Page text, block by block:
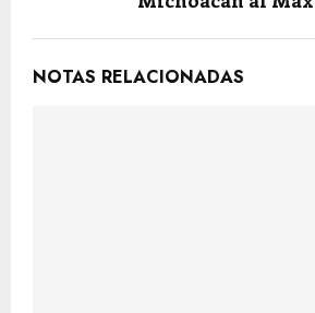
NOTAS RELACIONADAS